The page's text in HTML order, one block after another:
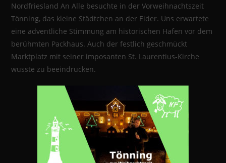
Nordfriesland An Alle besuchte in der Vorweihnachtszeit
Tönning, das kleine Städtchen an der Eider. Uns erwartete
eine adventliche Stimmung am historischen Hafen vor dem
berühmten Packhaus. Auch der festlich geschmückt
Marktplatz mit seiner imposanten St. Laurentius-Kirche
wusste zu beeindrucken.